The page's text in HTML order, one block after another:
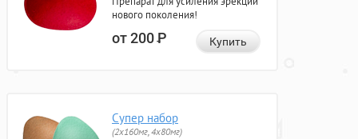
нового поколения!
от 200Р Купить
Супер набор
(2х160мг, 4х80мг)